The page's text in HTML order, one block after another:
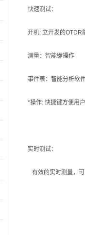
快速测试：
开机: 立开发的OTDR
测量：智能键操作
事件表：智能分析软
*操作: 快捷键方便用
实时测试：
有效的实时测量，